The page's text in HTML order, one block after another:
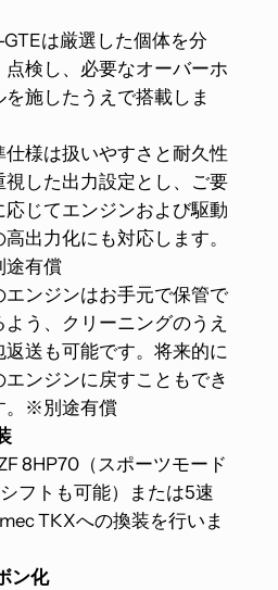
GTEは厳選した個体を分
点検し、必要なオーバーホ
を施したうえで搭載しま
仕様は扱いやすさと耐久性
視した出力設定とし、ご要
応じてエンジンおよび駆動
高出力化にも対応します。
有償
エンジンはお手元で保管で
よう、クリーニングのうえ
返送も可能です。将来的に
エンジンに戻すこともでき
。※別途有償
8HP70（スポーツモード
フトも可能）または5速
TKXへの換装を行いま
ン化